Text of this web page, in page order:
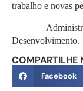
trabalho e novas
Administração
Desenvolvimento.
COMPARTILHE
Facebook